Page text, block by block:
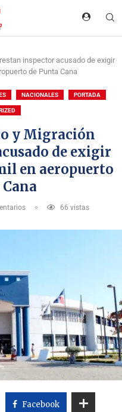
inspector acusado de exigir
de Punta Cana
NACIONALES PORTADA
y Migración
de exigir
en aeropuerto
66 vistas
Facebook